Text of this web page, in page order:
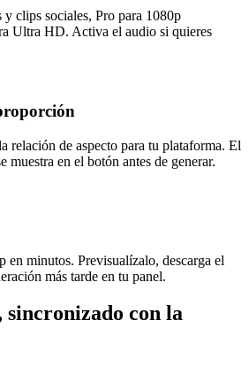
clips sociales, Pro para 1080p
Ultra HD. Activa el audio si quieres
relación de aspecto para tu plataforma. El
muestra en el botón antes de generar.
minutos. Previsualízalo, descarga el
más tarde en tu panel.
con la